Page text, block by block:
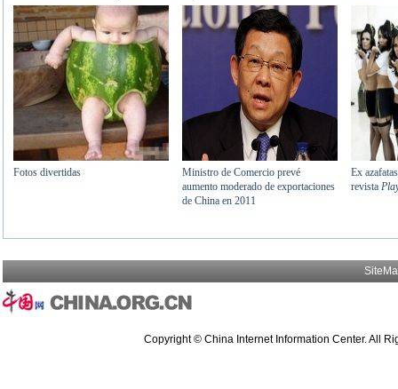
Copyright © China Internet Information Center. All